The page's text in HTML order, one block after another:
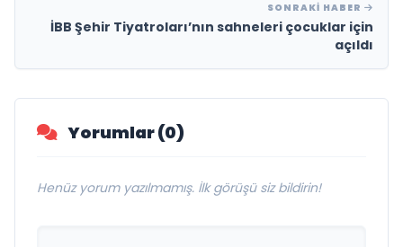
SONRAKI HABER
İBB Şehir Tiyatroları’nın sahneleri çocuklar için
açıldı
Yorumlar (0)
Henüz yorum yazılmamış. İlk görüşü siz bildirin!